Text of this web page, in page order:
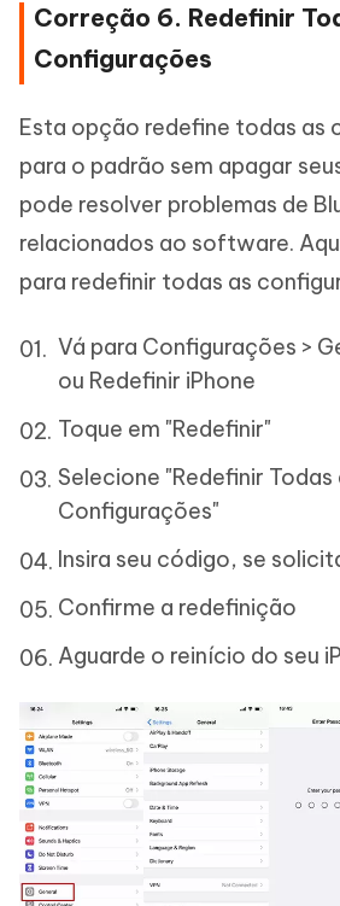
Correção 6. Redefinir
Configurações
Esta opção redefine todas as
para o padrão sem apagar
pode resolver problemas de
relacionados ao software.
para redefinir todas as
Vá para Configurações >
ou Redefinir iPhone
Toque em "Redefinir"
Selecione "Redefinir Todas
Configurações"
Insira seu código, se
Confirme a redefinição
Aguarde o reinício do seu